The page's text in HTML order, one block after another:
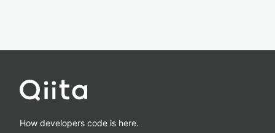
How developers code is here.